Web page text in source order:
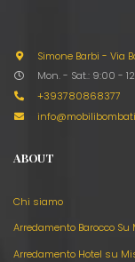
Simone Barbi - Via
Mon. - Sat.: 9:00 -
+393780868377
ABOUT
Chi siamo
Arredamento Barocco Su
Arredamento Hotel su